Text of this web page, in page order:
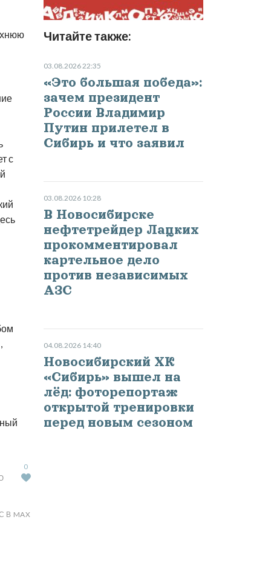
с
0
В MAX
Читайте также:
03.08.2026 22:35
«Это большая победа»:
зачем президент
России Владимир
Путин прилетел в
Сибирь и что заявил
03.08.2026 10:28
В Новосибирске
нефтетрейдер Лацких
прокомментировал
картельное дело
против независимых
АЗС
04.08.2026 14:40
Новосибирский ХК
«Сибирь» вышел на
лёд: фоторепортаж
открытой тренировки
перед новым сезоном